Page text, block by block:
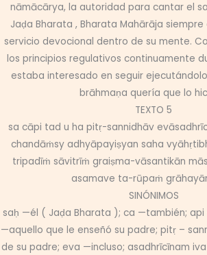
nāmācārya, la autoridad para cantar el
Jaḍa Bharata , Bharata Mahārāja
servicio devocional dentro de su mente.
los principios regulativos continuamente
estaba interesado en seguir
brāhmaṇa quería que lo
TEXTO 5
sa cāpi tad u ha pitṛ-sannidhāv
chandāṁsy adhyāpayiṣyan saha
tripadīṁ sāvitrīṁ graiṣma-vāsantikān
asamave ta-rūpaṁ
SINÓNIMOS
saḥ —él ( Jaḍa Bharata ); ca —también;
—aquello que le enseñó su padre; pitṛ –
de su padre; eva —incluso; asadhrīcīnam